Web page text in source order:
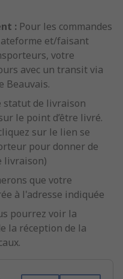
: Pour les commandes
et/faisant
votre
avec un transit via
Beauvais.
statut de livraison
le point d’être livré.
sur le lien se
pour donner de
livraison)
que votre
à l'adresse indiquée
pourrez voir la
la réception de la